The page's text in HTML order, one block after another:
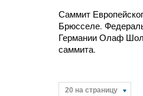
Саммит
Брюсселе.
Германии Олаф
саммита.
20 на страницу